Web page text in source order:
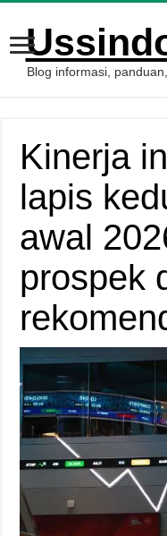
Blog informasi,
Kinerja
lapis
awal
prospek